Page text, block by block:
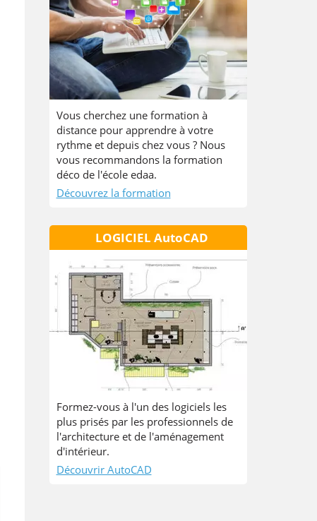
Vous cherchez une formation à
distance pour apprendre à votre
rythme et depuis chez vous ? Nous
vous recommandons la formation
déco de l'école edaa.
Découvrez la formation
LOGICIEL AutoCAD
Formez-vous à l'un des logiciels les
plus prisés par les professionnels de
l'architecture et de l'aménagement
d'intérieur.
Découvrir AutoCAD